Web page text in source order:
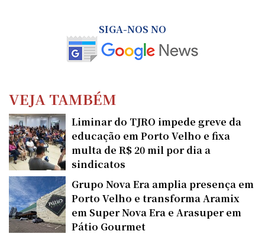
SIGA-NOS NO
VEJA TAMBÉM
Liminar do TJRO impede greve da
educação em Porto Velho e fixa
multa de R$ 20 mil por dia a
sindicatos
Grupo Nova Era amplia presença em
Porto Velho e transforma Aramix
em Super Nova Era e Arasuper em
Pátio Gourmet